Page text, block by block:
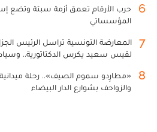
6
حرب الأرقام تعمق أزمة سبتة وتضع
المؤسساتي
7
المعارضة التونسية تراسل الرئيس
لقيس سعيد يكرس الدكتاتورية..
8
«مطارِدو سموم الصيف».. رحلة
والزواحف بشوارع الدار البيضاء